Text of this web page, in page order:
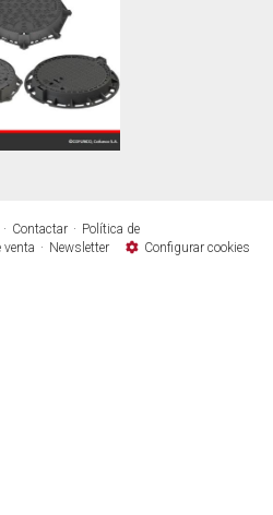
Contactar
Política de
venta Newsletter Configurar cookies